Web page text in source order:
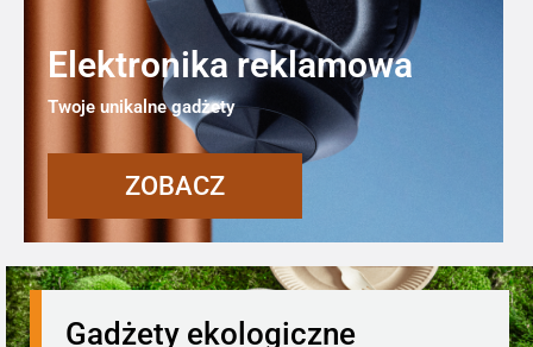
Elektronika reklamowa
Twoje unikalne gadżety
ZOBACZ
Gadżety ekologiczne